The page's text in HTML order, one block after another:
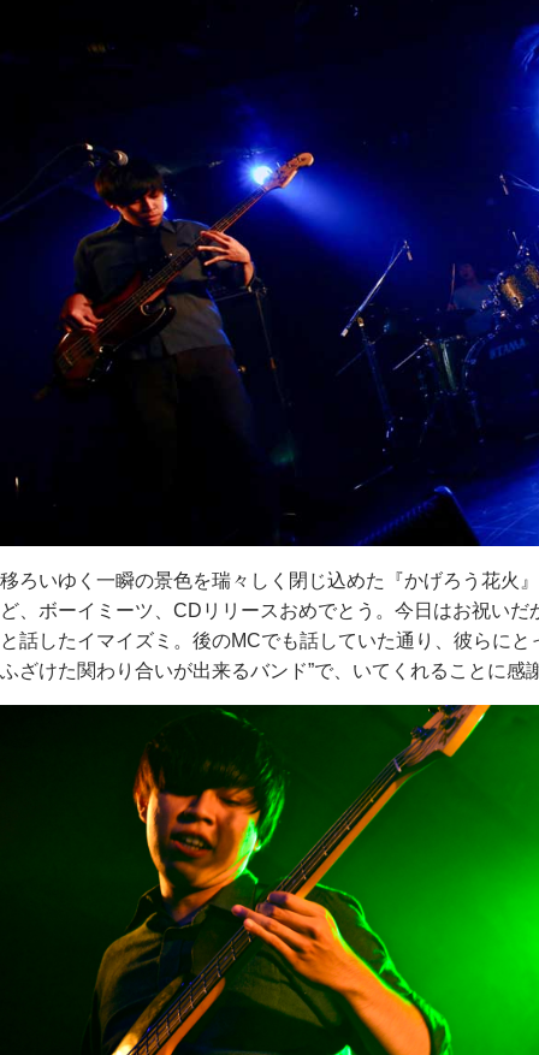
移ろいゆく一瞬の景色を瑞々しく閉じ込めた『かげろう花火
ど、ボーイミーツ、CDリリースおめでとう。今日はお祝い
と話したイマイズミ。後のMCでも話していた通り、彼らに
ふざけた関わり合いが出来るバンド”で、いてくれることに